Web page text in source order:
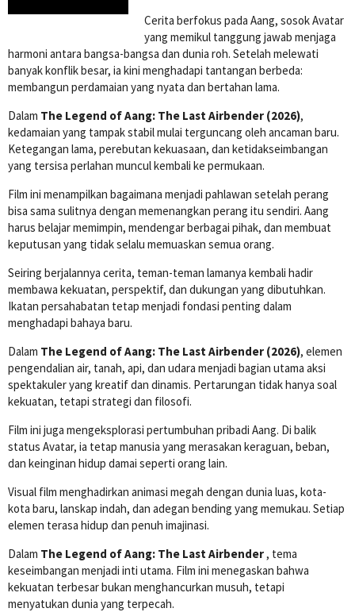
Cerita berfokus pada Aang, sosok Avatar
yang memikul tanggung jawab menjaga
harmoni antara bangsa-bangsa dan dunia roh. Setelah melewati
banyak konflik besar, ia kini menghadapi tantangan berbeda:
membangun perdamaian yang nyata dan bertahan lama.
Dalam The Legend of Aang: The Last Airbender (2026),
kedamaian yang tampak stabil mulai terguncang oleh ancaman baru.
Ketegangan lama, perebutan kekuasaan, dan ketidakseimbangan
yang tersisa perlahan muncul kembali ke permukaan.
Film ini menampilkan bagaimana menjadi pahlawan setelah perang
bisa sama sulitnya dengan memenangkan perang itu sendiri. Aang
harus belajar memimpin, mendengar berbagai pihak, dan membuat
keputusan yang tidak selalu memuaskan semua orang.
Seiring berjalannya cerita, teman-teman lamanya kembali hadir
membawa kekuatan, perspektif, dan dukungan yang dibutuhkan.
Ikatan persahabatan tetap menjadi fondasi penting dalam
menghadapi bahaya baru.
Dalam The Legend of Aang: The Last Airbender (2026), elemen
pengendalian air, tanah, api, dan udara menjadi bagian utama aksi
spektakuler yang kreatif dan dinamis. Pertarungan tidak hanya soal
kekuatan, tetapi strategi dan filosofi.
Film ini juga mengeksplorasi pertumbuhan pribadi Aang. Di balik
status Avatar, ia tetap manusia yang merasakan keraguan, beban,
dan keinginan hidup damai seperti orang lain.
Visual film menghadirkan animasi megah dengan dunia luas, kota-
kota baru, lanskap indah, dan adegan bending yang memukau. Setiap
elemen terasa hidup dan penuh imajinasi.
Dalam The Legend of Aang: The Last Airbender, tema
keseimbangan menjadi inti utama. Film ini menegaskan bahwa
kekuatan terbesar bukan menghancurkan musuh, tetapi
menyatukan dunia yang terpecah.